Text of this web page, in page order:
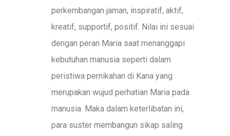
perkembangan jaman, inspiratif, aktif,
kreatif, supportif, positif. Nilai ini sesuai
dengan peran Maria saat menanggapi
kebutuhan manusia seperti dalam
peristiwa pernikahan di Kana yang
merupakan wujud perhatian Maria pada
manusia. Maka dalam keterlibatan ini,
para suster membangun sikap saling